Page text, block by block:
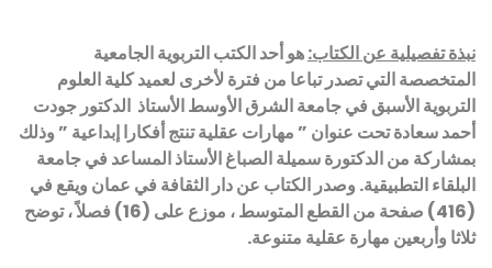
نبذة تفصيلية عن الكتاب:هو أحد الكتب التربوية الجامعية
المتخصصة التي تصدر تباعا من فترة لأخرى لعميد كلية العلوم
التربوية الأسبق في جامعة الشرق الأوسط الأستاذ الدكتور جودت
أحمد سعادة تحت عنوان ” مهارات عقلية تنتج أفكارا إبداعية ” وذلك
بمشاركة من الدكتورة سميلة الصباغ الأستاذ المساعد في جامعة
البلقاء التطبيقية. وصدر الكتاب عن دار الثقافة في عمان ويقع في
(416) صفحة من القطع المتوسط ، موزع على (16) فصلاً ، توضح
ثلاثا وأربعين مهارة عقلية متنوعة.